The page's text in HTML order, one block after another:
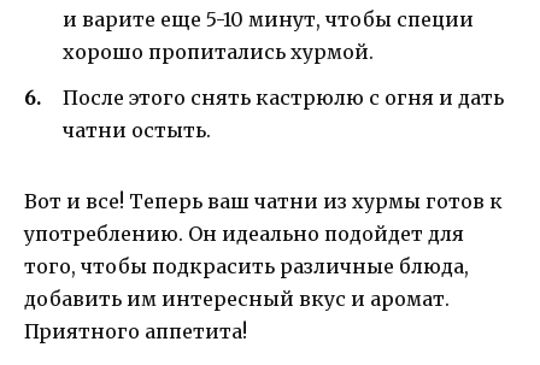
и варите еще 5-10 минут, чтобы специи
хорошо пропитались хурмой.
После этого снять кастрюлю с огня и дать
чатни остыть.
Вот и все! Теперь ваш чатни из хурмы готов к
употреблению. Он идеально подойдет для
того, чтобы подкрасить различные блюда,
добавить им интересный вкус и аромат.
Приятного аппетита!